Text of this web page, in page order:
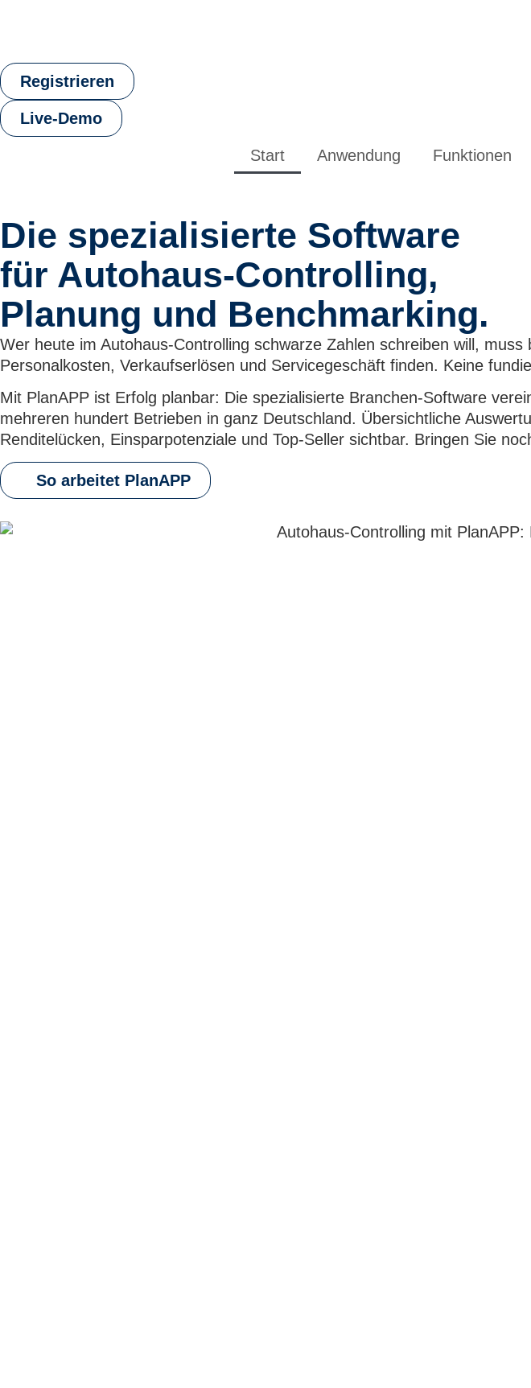
Registrieren
Live-Demo
Start Anwendung Funktionen
Die spezialisierte Software
für Autohaus-Controlling,
Planung und Benchmarking.
Wer heute im Autohaus-Controlling schwarze Zahlen schreiben will,
Personalkosten, Verkaufserlösen und Servicegeschäft finden. Keine
Mit PlanAPP ist Erfolg planbar: Die spezialisierte Branchen-Software
mehreren hundert Betrieben in ganz Deutschland. Übersichtliche
Renditelücken, Einsparpotenziale und Top-Seller sichtbar. Bringen Sie
So arbeitet PlanAPP